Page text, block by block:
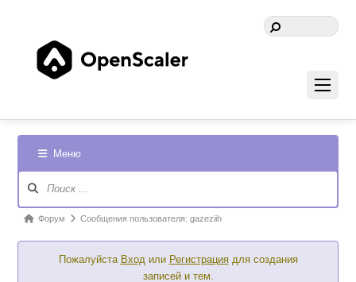
Меню
Форума
ФорумФорум Сообщения пользователя: gazeziih
Пожалуйста Входили Регистрациядля создания
записей и тем.